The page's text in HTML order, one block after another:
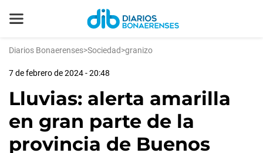
Diarios Bonaerenses>Sociedad>granizo
7 de febrero de 2024 - 20:48
Lluvias: alerta amarilla
en gran parte de la
provincia de Buenos